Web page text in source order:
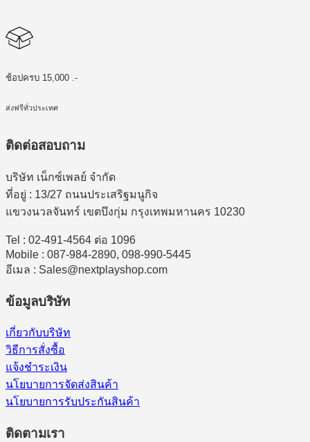
ช้อปครบ 15,000 .-
ส่งฟรีทั่วประเทศ
ติดต่อสอบถาม
บริษัท เน็กซ์เพลย์ จำกัด
ที่อยู่ : 13/27 ถนนประเสริฐมนูกิจ
แขวงนวลจันทร์ เขตบึงกุ่ม กรุงเทพมหานคร 10230
Tel : 02-491-4564 ต่อ 1096
Mobile : 087-984-2890, 098-990-5445
อีเมล : Sales@nextplayshop.com
ข้อมูลบริษัท
เกี่ยวกับบริษัท
วิธีการสั่งซื้อ
แจ้งชำระเงิน
นโยบายการจัดส่งสินค้า
นโยบายการรับประกันสินค้า
ติดตามเรา